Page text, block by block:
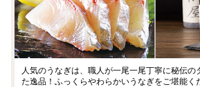
人気のうなぎは、職人が一尾一尾丁寧に秘伝
た逸品！ふっくらやわらかいうなぎをご堪能く